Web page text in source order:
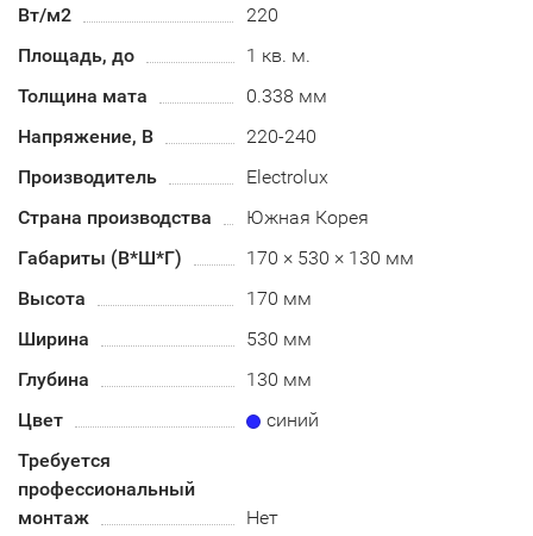
Вт/м2
220
Площадь, до
1 кв. м.
Толщина мата
0.338 мм
Напряжение, В
220-240
Производитель
Electrolux
Страна производства
Южная Корея
Габариты (В*Ш*Г)
170 × 530 × 130 мм
Высота
170 мм
Ширина
530 мм
Глубина
130 мм
Цвет
синий
Требуется
профессиональный
монтаж
Нет